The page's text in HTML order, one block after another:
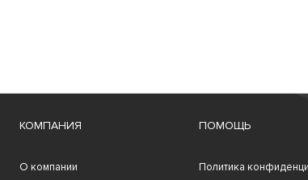
КОМПАНИЯ
О компании
ПОМОЩЬ
Политика